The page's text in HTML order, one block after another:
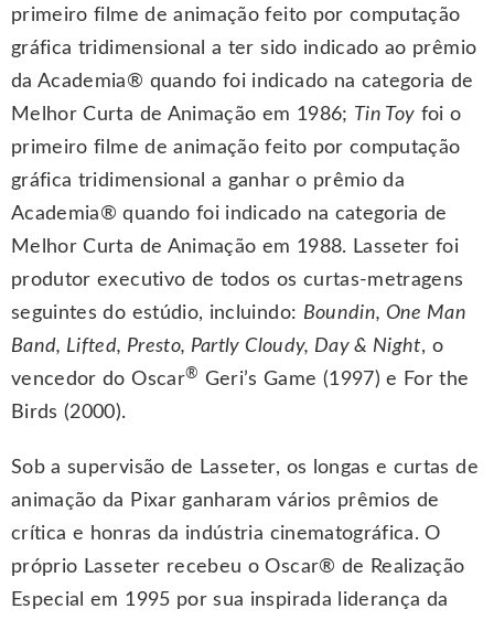
primeiro filme de animação feito por computação
gráfica tridimensional a ter sido indicado ao prêmio
da Academia® quando foi indicado na categoria de
Melhor Curta de Animação em 1986; Tin Toy foi o
primeiro filme de animação feito por computação
gráfica tridimensional a ganhar o prêmio da
Academia® quando foi indicado na categoria de
Melhor Curta de Animação em 1988. Lasseter foi
produtor executivo de todos os curtas-metragens
seguintes do estúdio, incluindo: Boundin, One Man
Band, Lifted, Presto, Partly Cloudy, Day & Night, o
vencedor do Oscar® Geri’s Game (1997) e For the
Birds (2000).
Sob a supervisão de Lasseter, os longas e curtas de
animação da Pixar ganharam vários prêmios de
crítica e honras da indústria cinematográfica. O
próprio Lasseter recebeu o Oscar® de Realização
Especial em 1995 por sua inspirada liderança da